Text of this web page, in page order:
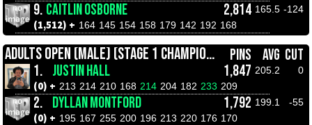
9. CAITLIN OSBORNE 2,814 165.5 -124
(1,512) + 164 145 154 158 179 142 192 168
ADULTS OPEN (MALE) (STAGE 1 CHAMPIONSHIPS) PINS AVG CUT
1. JUSTIN HALL 1,847 205.2 0
(0) + 213 214 210 168 214 204 182 233 209
2. DYLLAN MONTFORD 1,792 199.1 -55
(0) + 195 167 255 200 196 213 220 176 170